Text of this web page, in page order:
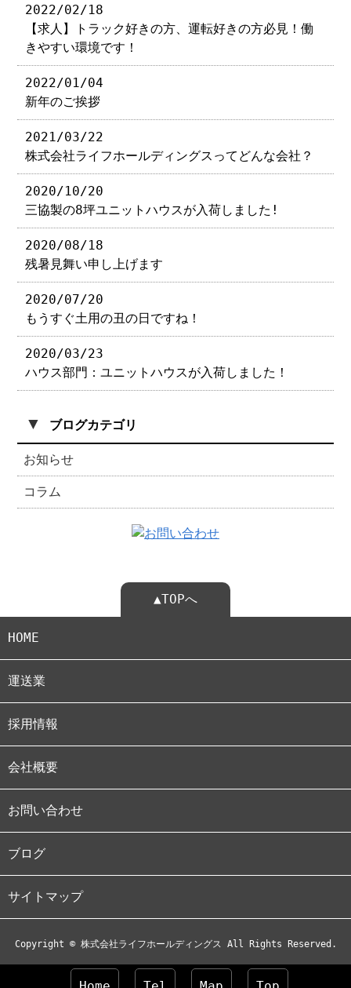
2022/02/18
【求人】トラック好きの方、運転好きの方必見！働
きやすい環境です！
2022/01/04
新年のご挨拶
2021/03/22
株式会社ライフホールディングスってどんな会社？
2020/10/20
三協製の8坪ユニットハウスが入荷しました!
2020/08/18
残暑見舞い申し上げます
2020/07/20
もうすぐ土用の丑の日ですね！
2020/03/23
ハウス部門：ユニットハウスが入荷しました！
▼ ブログカテゴリ
お知らせ
コラム
▲TOPへ
HOME
運送業
採用情報
会社概要
お問い合わせ
ブログ
サイトマップ
Copyright © 株式会社ライフホールディングス All Rights Reserved.